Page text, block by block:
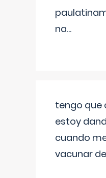
na...
tengo que
estoy
cuando
vacunar